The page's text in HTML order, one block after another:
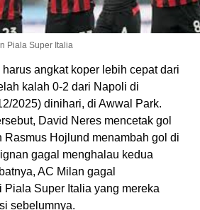
Piala Super Italia
harus angkat koper lebih cepat dari
kalah 0-2 dari Napoli di
2025) dinihari, di Awwal Park.
David Neres mencetak gol
Rasmus Hojlund menambah gol di
gagal menghalau kedua
AC Milan gagal
Piala Super Italia yang mereka
sebelumnya.